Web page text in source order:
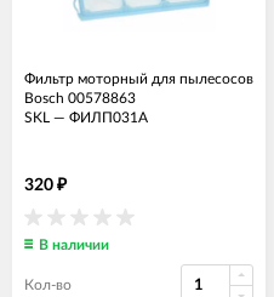
Фильтр моторный для пылесосов
Bosch 00578863
SKL — ФИЛП031А
320 ₽
В наличии
Кол-во